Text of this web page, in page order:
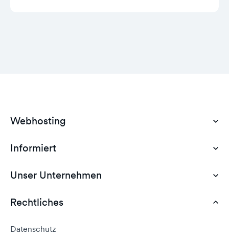
Webhosting
Domain Hosting
Günstiges Webhosting
Domain umziehen
Informiert
Dokumente
WordPress Tutorial
Unser Unternehmen
AGB
Rechtliches
Datenschutz